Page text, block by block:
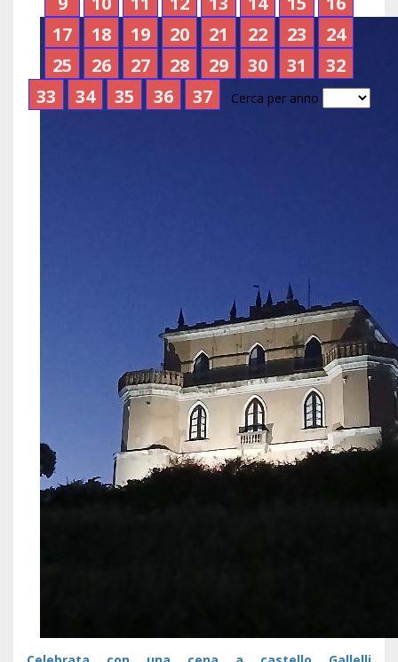
17
18 19 20 21 22 23
24
25
26 27 28 29 30 31
32
33
34 35 36 37 Cerca per anno